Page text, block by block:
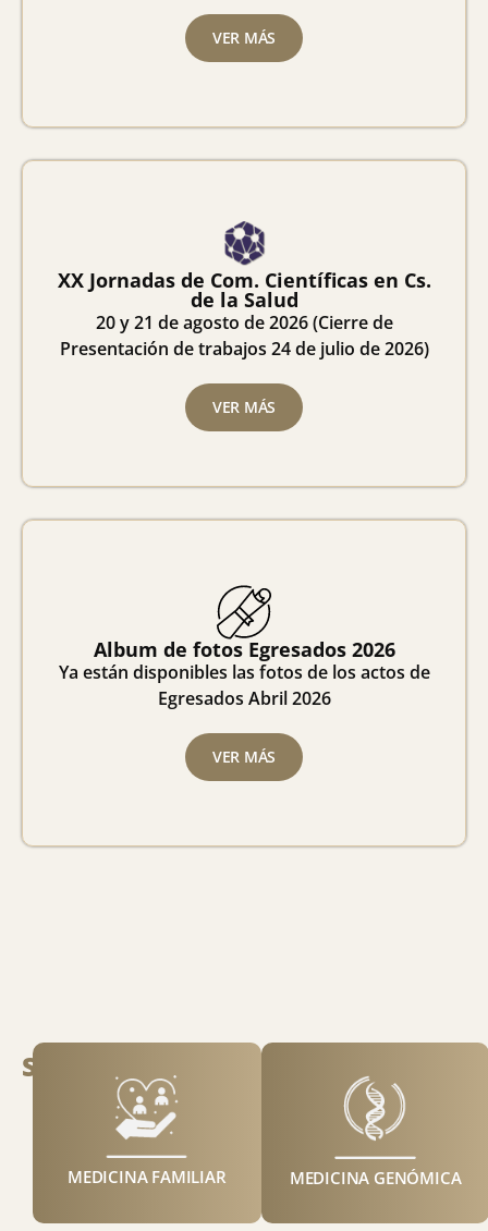
VER MÁS
XX Jornadas de Com. Científicas en Cs.
de la Salud
20 y 21 de agosto de 2026 (Cierre de
Presentación de trabajos 24 de julio de 2026)
VER MÁS
Album de fotos Egresados 2026
Ya están disponibles las fotos de los actos de
Egresados Abril 2026
VER MÁS
Servicios
MEDICINA FAMILIAR MEDICINA GENÓMICA